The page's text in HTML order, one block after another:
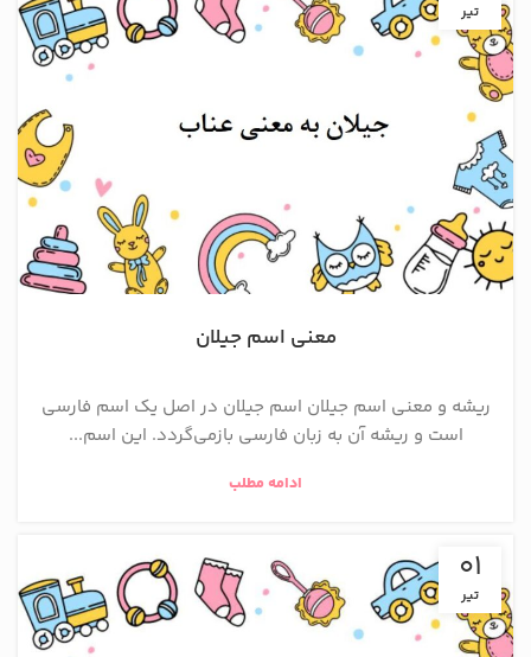
تیر
معنی اسم جیلان
ریشه و معنی اسم جیلان اسم جیلان در اصل یک اسم فارسی
است و ریشه آن به زبان فارسی بازمی‌گردد. این اسم...
ادامه مطلب
01
تیر